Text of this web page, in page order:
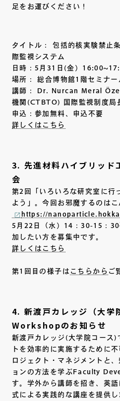
足をお運びください！
タイトル： 包括的核実験禁止
際監視システム
日時：5月31日(金）
場所： 総合博物館1階セミナー
講師： Dr. Nurcan Meral
機関(CTBTO) 国際監視制度局
申込：参加無料、申込不要
詳しくはこちら
3. 先進材料ハイブリッド
会
第2回「いろいろな研究室に行
よう」。今回お邪魔するのはこ
https://
5月22日（水）14：30-15：30
加したい方を募集中です。
詳しくはこちら
第1回目の様子は こちらから ご
4. 新渡戸カレッジ（大学
Workshopのお知らせ
新渡戸カレッジ(大学院コース)
トを効率的に実施するために
ロジェクト・マネジメントと
ョンの方法を学ぶFaculty
す。学外から講師を招き、英
式による実践的な講座を提供